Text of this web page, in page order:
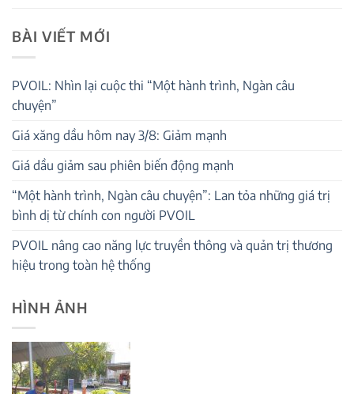
BÀI VIẾT MỚI
PVOIL: Nhìn lại cuộc thi “Một hành trình, Ngàn câu
chuyện”
Giá xăng dầu hôm nay 3/8: Giảm mạnh
Giá dầu giảm sau phiên biến động mạnh
“Một hành trình, Ngàn câu chuyện”: Lan tỏa những giá trị
bình dị từ chính con người PVOIL
PVOIL nâng cao năng lực truyền thông và quản trị thương
hiệu trong toàn hệ thống
HÌNH ẢNH